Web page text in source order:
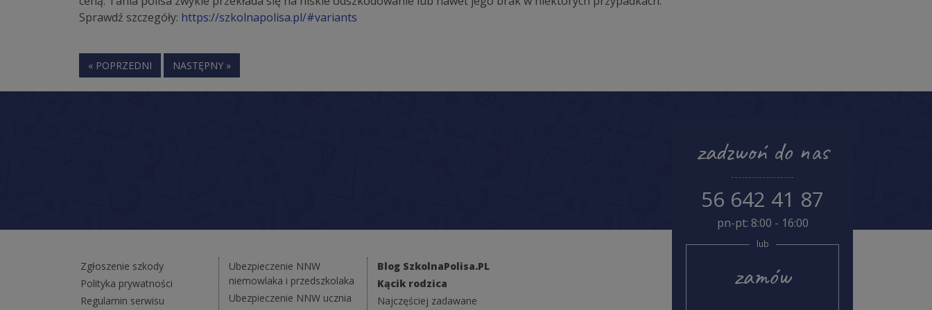
Sprawdź szczegóły: https://szkolnapolisa.pl/#variants
« POPRZEDNI NASTĘPNY »
Zgłoszenie szkody
Polityka prywatności
Regulamin serwisu
Ubezpieczenie NNW
niemowlaka i przedszkolaka
Ubezpieczenie NNW ucznia
Blog SzkolnaPolisa.PL
Kącik rodzica
Najczęściej zadawane
zadzwoń do nas
56 642 41 87
pn-pt: 8:00 - 16:00
lub
zamów